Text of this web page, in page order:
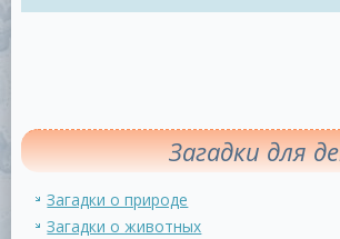
Загадки для
Загадки о природе
Загадки о животных